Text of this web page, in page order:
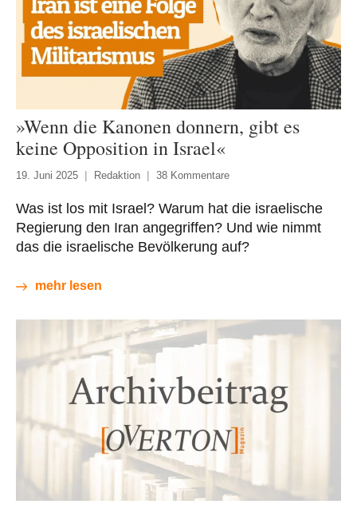
»Wenn die Kanonen donnern, gibt es
keine Opposition in Israel«
19. Juni 2025 Redaktion 38 Kommentare
Was ist los mit Israel? Warum hat die israelische
Regierung den Iran angegriffen? Und wie nimmt
das die israelische Bevölkerung auf?
mehr lesen